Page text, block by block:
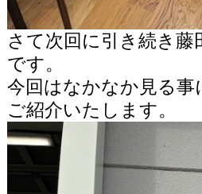
さて次回に引き続き藤
です。
今回はなかなか見る事
ご紹介いたします。